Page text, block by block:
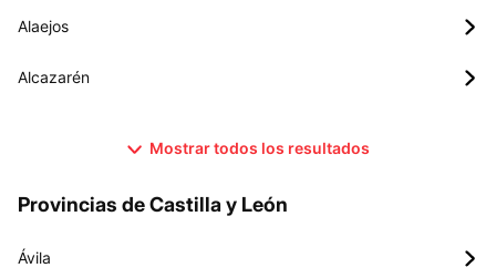
Alaejos
Alcazarén
Mostrar todos los resultados
Provincias de Castilla y León
Ávila